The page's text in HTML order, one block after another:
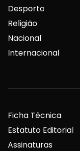
Desporto
Religião
Nacional
Internacional
Ficha Técnica
Estatuto Editorial
Assinaturas